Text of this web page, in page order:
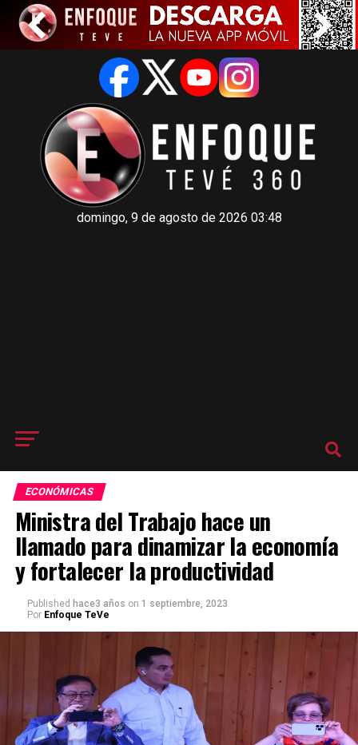
domingo, 9 de agosto de 2026 03:48
ECONÓMICAS
Ministra del Trabajo hace un
llamado para dinamizar la economía
y fortalecer la productividad
Published hace3 años on 1 septiembre, 2023
Por Enfoque TeVe